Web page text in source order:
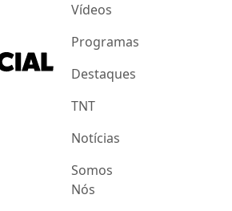
Vídeos
Programas
Destaques
TNT
Notícias
Somos
Nós